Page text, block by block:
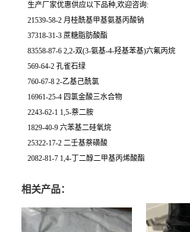
生产厂家优惠供应以下品种,欢迎咨询:
21539-58-2 月桂酰基甲基氨基丙酸钠
37318-31-3 蔗糖脂肪酸酯
83558-87-6 2,2-双(3-氨基-4-羟基苯基)六氟丙烷
569-64-2 孔雀石绿
760-67-8 2-乙基己酰氯
16961-25-4 四氯金酸三水合物
2243-62-1 1,5-萘二胺
1829-40-9 六苯基二硅氧烷
25322-17-2 二壬基萘磺酸
2082-81-7 1,4-丁二醇二甲基丙烯酸酯
相关产品：